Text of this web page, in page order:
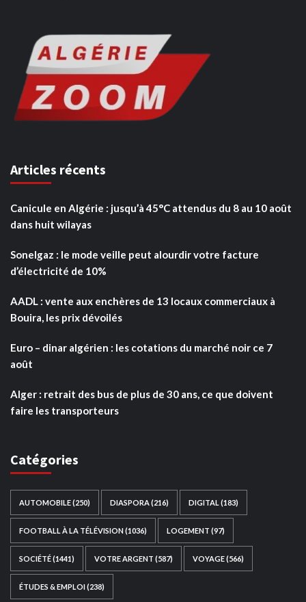
Articles récents
Canicule en Algérie : jusqu’à 45°C attendus du 8 au 10 août
dans huit wilayas
Sonelgaz : le mode veille peut alourdir votre facture
d’électricité de 10%
AADL : vente aux enchères de 13 locaux commerciaux à
Bouira, les prix dévoilés
Euro – dinar algérien : les cotations du marché noir ce 7
août
Alger : retrait des bus de plus de 30 ans, ce que doivent
faire les transporteurs
Catégories
AUTOMOBILE(250) DIASPORA (216) DIGITAL (183)
FOOTBALL À LA TÉLÉVISION(1036) LOGEMENT (97)
SOCIÉTÉ(1441) VOTRE ARGENT (587) VOYAGE(566)
ÉTUDES & EMPLOI(238)